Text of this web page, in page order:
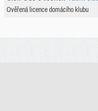
Ověřená licence domácího klubu